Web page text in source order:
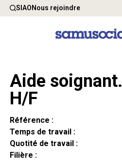
SIAONous rejoindre
Aide
H/F
Référence :
Temps de travail :
Quotité de travail :
Filière :